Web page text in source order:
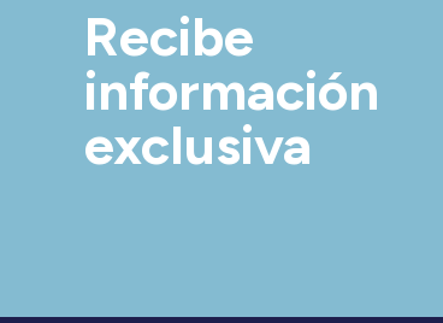
Recibe
información
exclusiva